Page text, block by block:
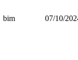
bim 07/10/